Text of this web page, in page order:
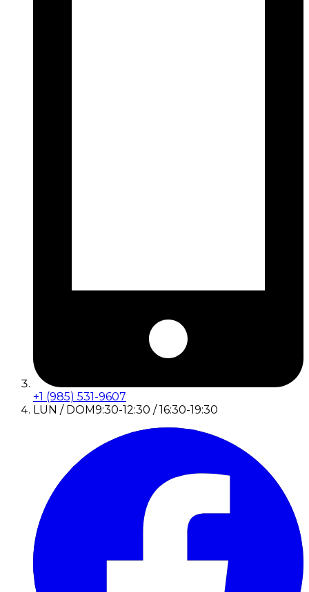
+1 (985) 531-9607
LUN / DOM9:30-12:30 / 16:30-19:30